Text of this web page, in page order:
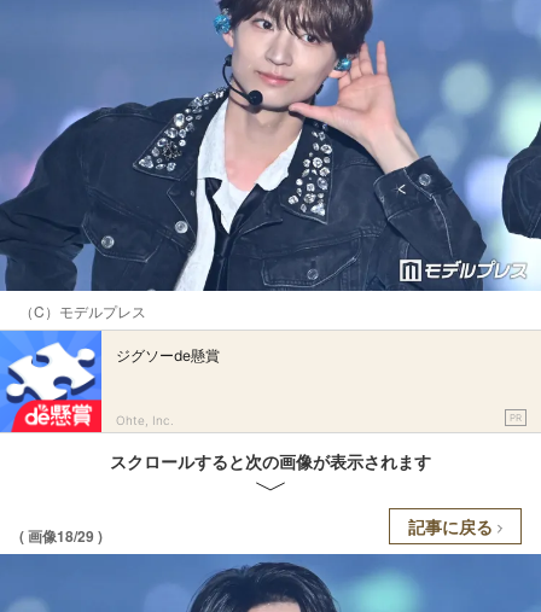
（C）モデルプレス
ジグソーde懸賞
Ohte, Inc. PR
スクロールすると次の画像が表示されます
( 画像18/29 ) 記事に戻る